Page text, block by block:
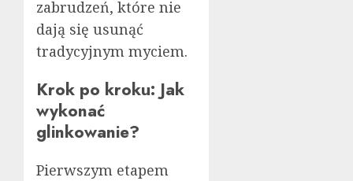
zabrudzeń, które nie
dają się usunąć
tradycyjnym myciem.
Krok po kroku: Jak
wykonać
glinkowanie?
Pierwszym etapem